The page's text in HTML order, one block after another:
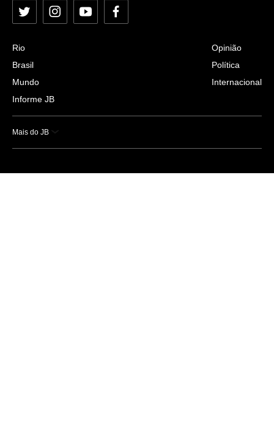
Twitter InstagramYouTubeFacebook
Rio
Brasil
Mundo
Informe JB
Opinião
Política
Internacional
Mais do JB
Esportes